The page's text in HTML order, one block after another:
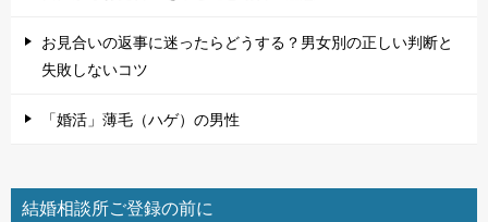
お見合いの返事に迷ったらどうする？男女別の正しい判断と
失敗しないコツ
「婚活」薄毛（ハゲ）の男性
結婚相談所ご登録の前に